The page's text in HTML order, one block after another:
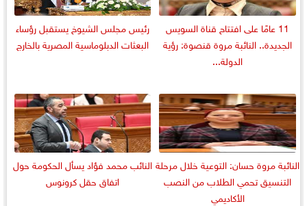
11 عامًا على افتتاح قناة السويس
الجديدة.. النائبة مروة قنصوة: رؤية
الدولة...
رئيس مجلس الشيوخ يستقبل رؤساء
البعثات الدبلوماسية المصرية بالخارج
النائبة مروة حسان: التوعية خلال مرحلة
التنسيق تحمي الطلاب من النصب
الأكاديمي
النائب محمد فؤاد يسأل الحكومة حول
اتفاق حقل كرونوس